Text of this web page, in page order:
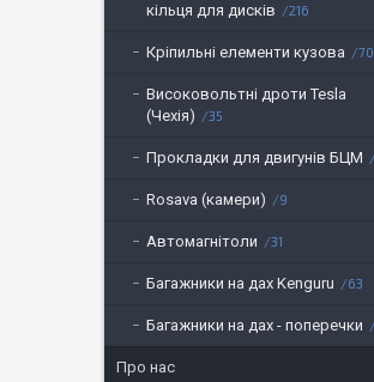
кільця для дисків
216
Кріпильні елементи кузова 70
Високовольтні дроти Tesla
(Чехія)
35
Прокладки для двигунів БЦМ
Rosava (камери) 9
Автомагнітоли 31
Багажники на дах Kenguru 63
Багажники на дах - поперечки
Про нас